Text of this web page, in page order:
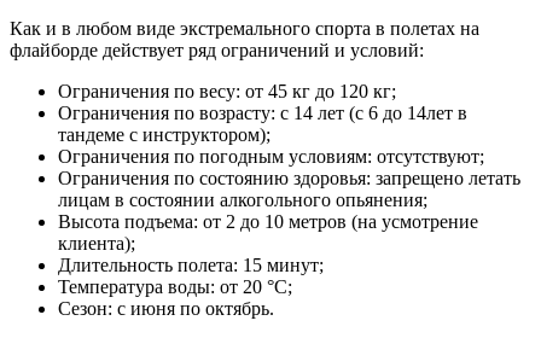
Как и в любом виде экстремального спорта в полетах на
флайборде действует ряд ограничений и условий:
Ограничения по весу: от 45 кг до 120 кг;
Ограничения по возрасту: с 14 лет (с 6 до 14лет в
тандеме с инструктором);
Ограничения по погодным условиям: отсутствуют;
Ограничения по состоянию здоровья: запрещено летать
лицам в состоянии алкогольного опьянения;
Высота подъема: от 2 до 10 метров (на усмотрение
клиента);
Длительность полета: 15 минут;
Температура воды: от 20 °С;
Сезон: с июня по октябрь.